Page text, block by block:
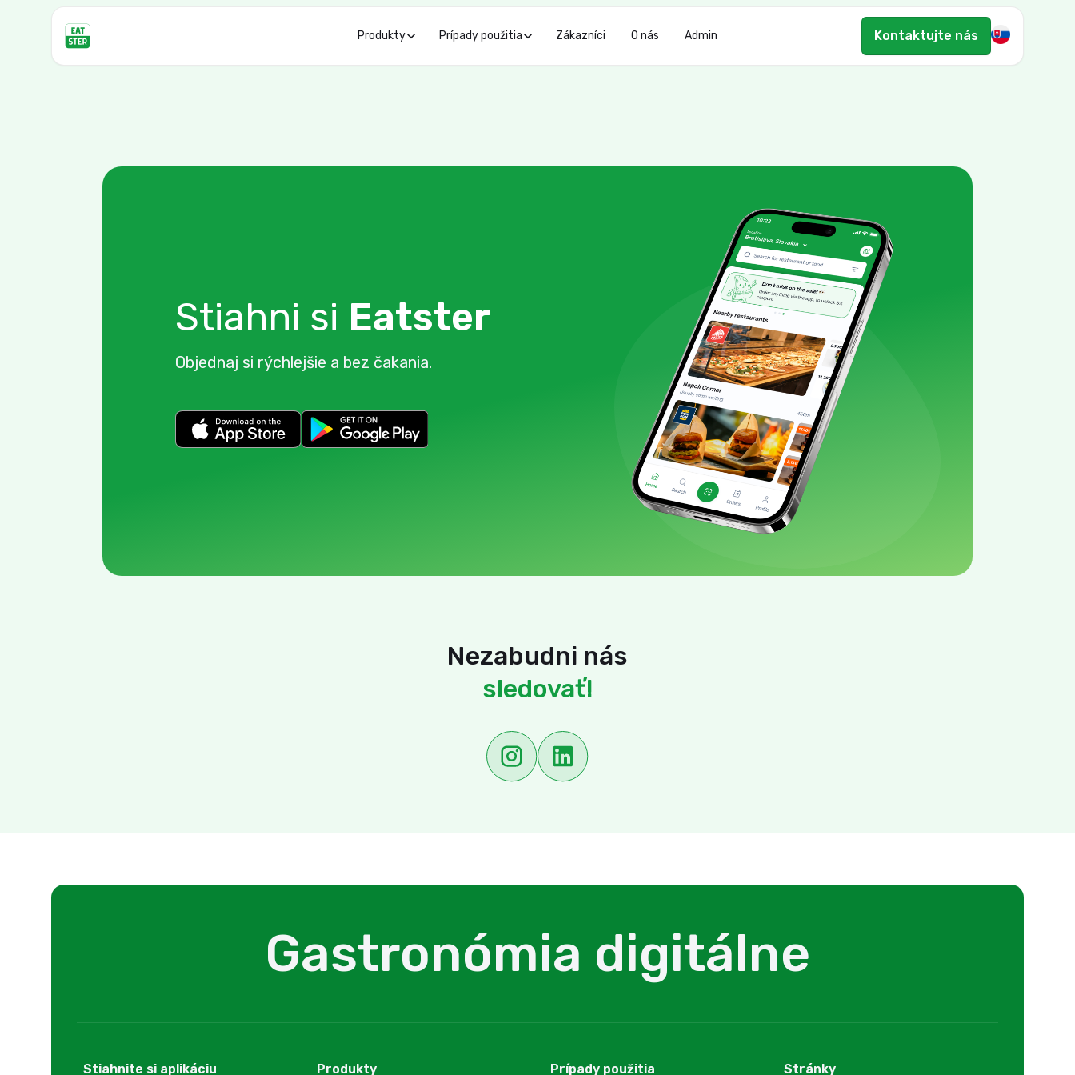
Produkty Prípady použitia Zákazníci O nás Admin Kontaktujte nás
Stiahni si Eatster
Objednaj si rýchlejšie a bez čakania.
Nezabudni nás
sledovať!
Gastronómia digitálne
Stiahnite si aplikáciu Produkty Prípady použitia Stránky